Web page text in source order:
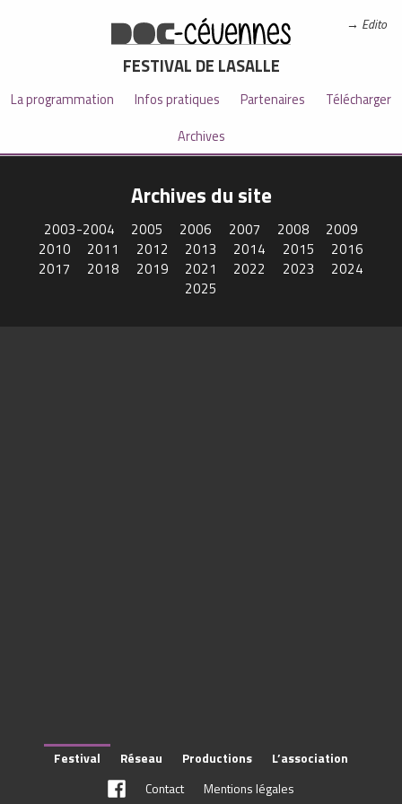
FESTIVAL DE LASALLE
Edito
La programmation Infos pratiques Partenaires
Télécharger
Archives
Archives du site
2003-2004 2005 2006 2007 2008
2009
2010
2011 2012 2013 2014 2015
2016
2017
2018 2019 2021 2022 2023
2024
2025
Festival Réseau Productions
L’association
Contact
Mentions légales